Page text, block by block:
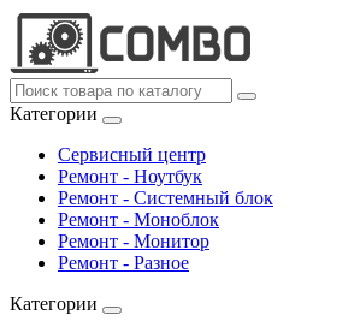
Категории
Сервисный центр
Ремонт - Ноутбук
Ремонт - Системный блок
Ремонт - Моноблок
Ремонт - Монитор
Ремонт - Разное
Категории